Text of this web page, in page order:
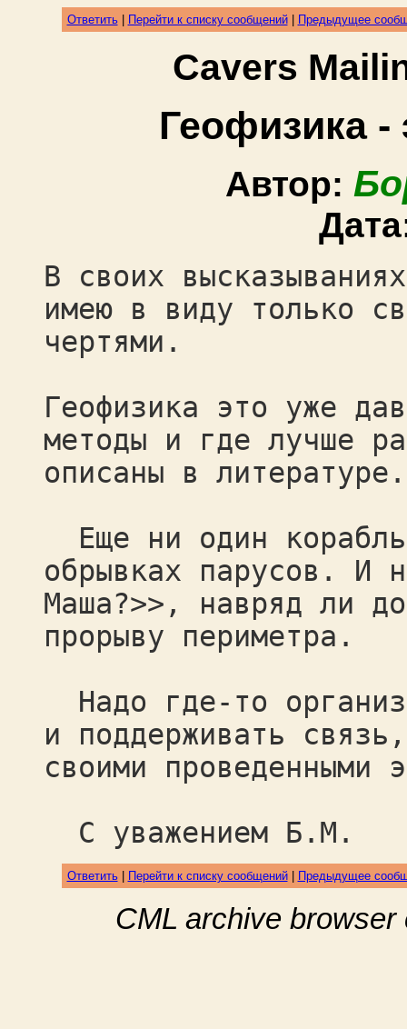
Ответить| Перейти к списку сообщений| Предыдущее
Cavers
Геофизика
Автор:
В своих
имею в виду только
чертями.
Геофизика это уже
методы и где лучше
описаны в литературе.
Еще ни один
обрывках парусов. И
Маша?>>, навряд ли
прорыву периметра.
Надо где-то
и поддерживать
своими проведенными
С уважением Б.М.
Ответить| Перейти к списку сообщений| Предыдущее
CML archive